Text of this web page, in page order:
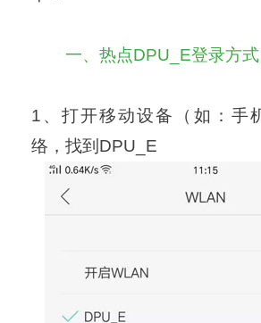
一、热点DPU_E登录方式
1、打开移动设备（如：手
络，找到DPU_E